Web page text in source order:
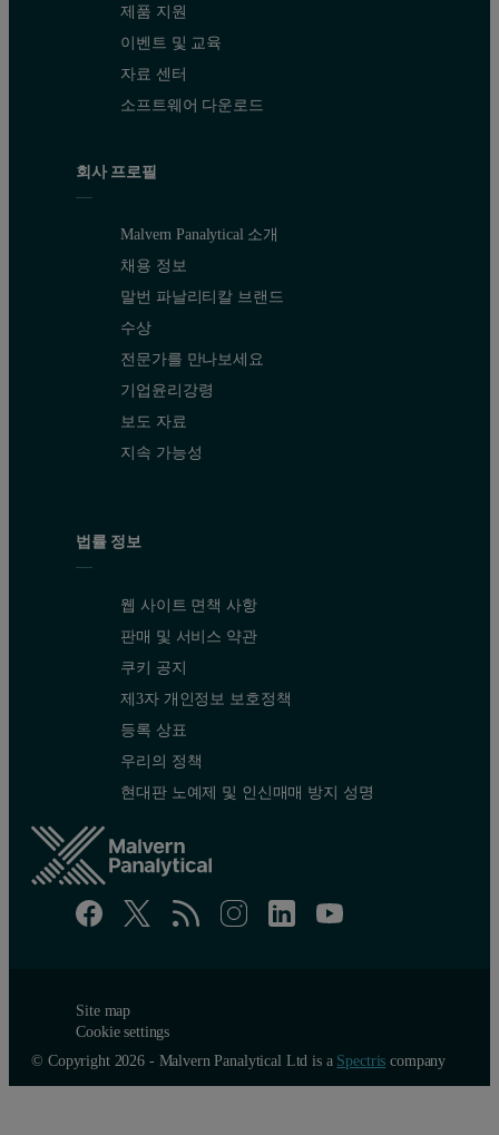
제품 지원
이벤트 및 교육
자료 센터
소프트웨어 다운로드
회사 프로필
Malvern Panalytical 소개
채용 정보
말번 파날리티칼 브랜드
수상
전문가를 만나보세요
기업윤리강령
보도 자료
지속 가능성
법률 정보
웹 사이트 면책 사항
판매 및 서비스 약관
쿠키 공지
제3자 개인정보 보호정책
등록 상표
우리의 정책
현대판 노예제 및 인신매매 방지 성명
Site map
Cookie settings
© Copyright 2026 - Malvern Panalytical Ltd is a Spectris company